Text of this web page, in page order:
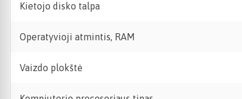
Kietojo disko talpa
Operatyvioji atmintis, RAM
Vaizdo plokštė